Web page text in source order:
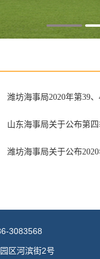
潍坊海事局2020年第39
山东海事局关于公布第
潍坊海事局关于公布
3083568
区河滨街2号